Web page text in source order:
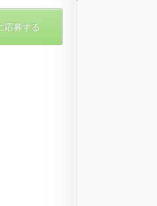
応募する